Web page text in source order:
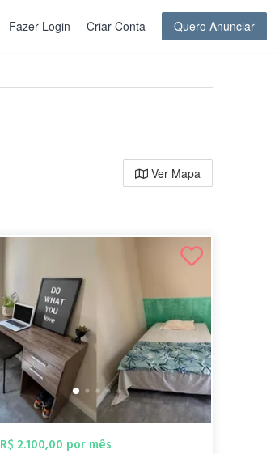
Fazer Login Criar Conta Quero Anunciar
Ver Mapa
R$ 2.100,00 por mês